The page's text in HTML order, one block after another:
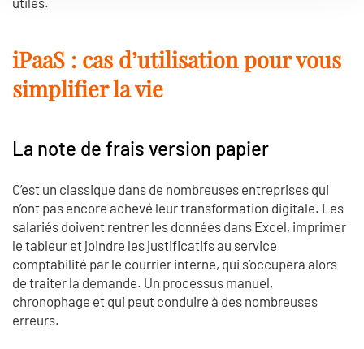
iPaaS : cas d’utilisation pour vous
simplifier la vie
La note de frais version papier
C’est un classique dans de nombreuses entreprises qui
n’ont pas encore achevé leur transformation digitale. Les
salariés doivent rentrer les données dans Excel, imprimer
le tableur et joindre les justificatifs au service
comptabilité par le courrier interne, qui s’occupera alors
de traiter la demande. Un processus manuel,
chronophage et qui peut conduire à des nombreuses
erreurs.